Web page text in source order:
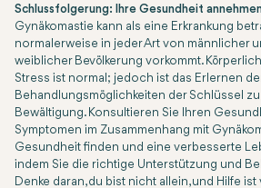
Schlussfolgerung: Ihre Gesundheit
Gynäkomastie kann als eine Erkrankung
normalerweise in jeder Art von männlicher
weiblicher Bevölkerung vorkommt.
Stress ist normal; jedoch ist das Erlernen
Behandlungsmöglichkeiten der Schlüssel
Bewältigung. Konsultieren Sie Ihren
Symptomen im Zusammenhang mit
Gesundheit finden und eine verbesserte
indem Sie die richtige Unterstützung und
Denke daran, du bist nicht allein, und Hilfe ist